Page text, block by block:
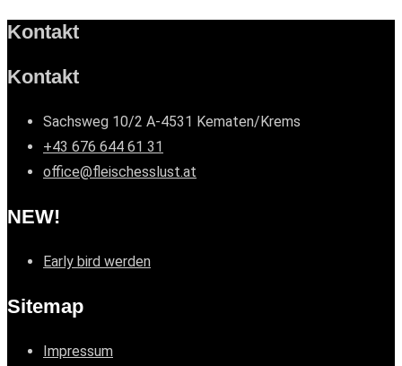
Kontakt
Kontakt
Sachsweg 10/2 A-4531 Kematen/Krems
+43 676 644 61 31
office@fleischesslust.at
NEW!
Early bird werden
Sitemap
Impressum